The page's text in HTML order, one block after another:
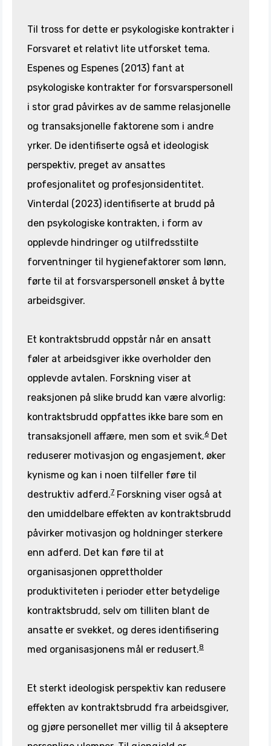
Til tross for dette er psykologiske kontrakter i
Forsvaret et relativt lite utforsket tema.
Espenes og Espenes (2013) fant at
psykologiske kontrakter for forsvarspersonell
i stor grad påvirkes av de samme relasjonelle
og transaksjonelle faktorene som i andre
yrker. De identifiserte også et ideologisk
perspektiv, preget av ansattes
profesjonalitet og profesjonsidentitet.
Vinterdal (2023) identifiserte at brudd på
den psykologiske kontrakten, i form av
opplevde hindringer og utilfredsstilte
forventninger til hygienefaktorer som lønn,
førte til at forsvarspersonell ønsket å bytte
arbeidsgiver.
Et kontraktsbrudd oppstår når en ansatt
føler at arbeidsgiver ikke overholder den
opplevde avtalen. Forskning viser at
reaksjonen på slike brudd kan være alvorlig:
kontraktsbrudd oppfattes ikke bare som en
transaksjonell affære, men som et svik.6 Det
reduserer motivasjon og engasjement, øker
kynisme og kan i noen tilfeller føre til
destruktiv adferd.7 Forskning viser også at
den umiddelbare effekten av kontraktsbrudd
påvirker motivasjon og holdninger sterkere
enn adferd. Det kan føre til at
organisasjonen opprettholder
produktiviteten i perioder etter betydelige
kontraktsbrudd, selv om tilliten blant de
ansatte er svekket, og deres identifisering
med organisasjonens mål er redusert.8
Et sterkt ideologisk perspektiv kan redusere
effekten av kontraktsbrudd fra arbeidsgiver,
og gjøre personellet mer villig til å akseptere